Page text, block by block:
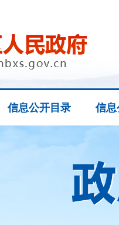
信息公开目录 信息